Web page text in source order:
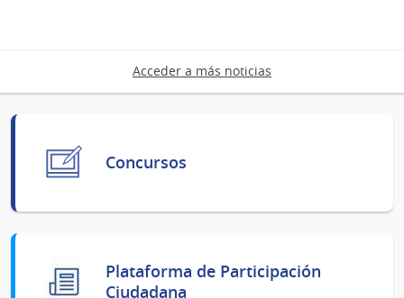
Acceder a más noticias
Concursos
Plataforma de Participación
Ciudadana